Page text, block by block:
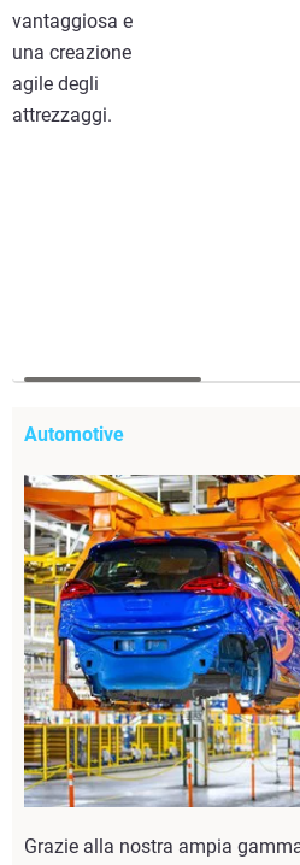
vantaggiosa e
una creazione
agile degli
attrezzaggi.
Automotive
Grazie alla nostra ampia